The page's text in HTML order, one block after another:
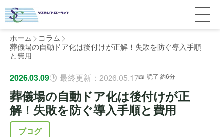
サービス紹介
料金
補助金
個人宅
マンション
全国対応について
ホーム
コラム
葬儀場の自動ドア化は後付けが正解！失敗を防ぐ導入手順
と費用
2026.03.09 最終更新：2026.05.17 読了 約6分
葬儀場の自動ドア化は後付けが正
解！失敗を防ぐ導入手順と費用
ブログ